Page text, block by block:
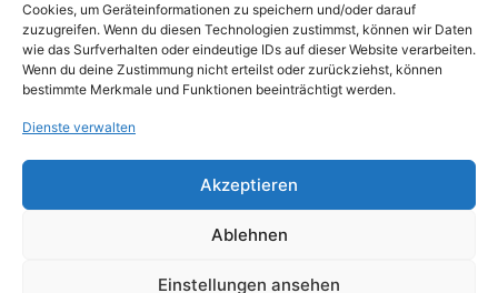
Cookies, um Geräteinformationen zu speichern und/oder darauf
zuzugreifen. Wenn du diesen Technologien zustimmst, können wir Daten
wie das Surfverhalten oder eindeutige IDs auf dieser Website verarbeiten.
Wenn du deine Zustimmung nicht erteilst oder zurückziehst, können
bestimmte Merkmale und Funktionen beeinträchtigt werden.
Dienste verwalten
Akzeptieren
Ablehnen
Einstellungen ansehen
Instagram
RegionalMarkt OWL
Michelle Fischer
Breitenheider Straße 275
michelle@regionalmarktowl.de